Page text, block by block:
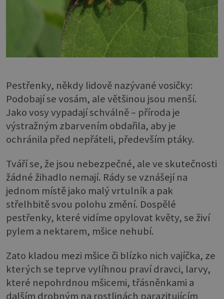
Pestřenky, někdy lidově nazývané vosičky:
Podobají se vosám, ale většinou jsou menší.
Jako vosy vypadají schválně – příroda je
výstražným zbarvením obdařila, aby je
ochránila před nepřáteli, především ptáky.
Tváří se, že jsou nebezpečné, ale ve skutečnosti
žádné žihadlo nemají. Rády se vznášejí na
jednom místě jako malý vrtulník a pak
střelhbitě svou polohu změní. Dospělé
pestřenky, které vidíme opylovat květy, se živí
pylem a nektarem, mšice nehubí.
Zato kladou mezi mšice či blízko nich vajíčka, ze
kterých se teprve vylíhnou praví dravci, larvy,
které nepohrdnou mšicemi, třásněnkami a
dalším drobným na rostlinách parazitujícím